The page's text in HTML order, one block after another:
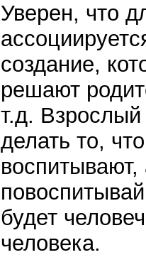
Уверен, что
создание,
решают
т.д.
делать то,
будет
человека.